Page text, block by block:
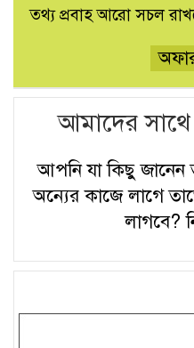
তথ্য প্রবাহ আরো সচল
আমাদের
আপনি যা কিছু জানেন
অন্যের কাজে লাগে
লাগবে?